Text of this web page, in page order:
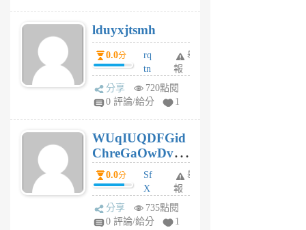
月
前
lduyxjtsmh
0.0分
rq
tn
jt
gl
個
月
前
舉
報
分享
720點閱
0 評論/給分
1
WUqIUQDFGid
ChreGaOwDv
dY0.0分
Sf
X
Pe
Jc
舉
報
分享
735點閱
0 評論/給分
1